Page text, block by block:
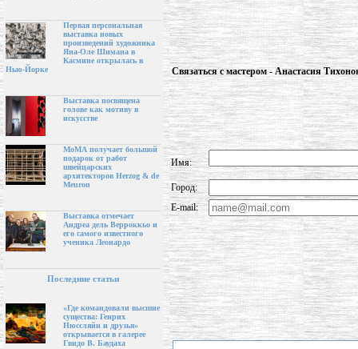
Первая персональная
выставка новых
произведений художника
Яна-Оле Шимана в
Касмине открылась в
Нью-Йорке
Выставка посвящена
голове как мотиву в
искусстве
МоМА получает большой
подарок от работ
швейцарских
архитекторов Herzog & de
Meuron
Выставка отмечает
Андреа дель Верроккьо и
его самого известного
ученика Леонардо
Последние статьи
«Где командовали высшие
существа: Генрих
Нюссляйн и друзья»
открывается в галерее
Гвидо В. Баудаха
Связаться с мастером - Анастасия
Имя:
Город:
E-mail: